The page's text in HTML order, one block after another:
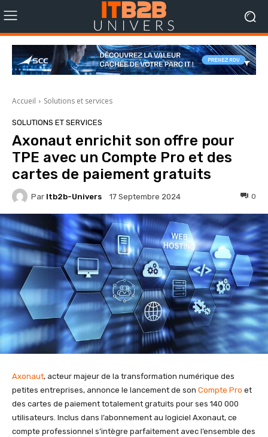
Accueil Solutions et services
SOLUTIONS ET SERVICES
Axonaut enrichit son offre pour
TPE avec un Compte Pro et des
cartes de paiement gratuits
Par Itb2b-Univers 17 Septembre 2024 0
Axonaut, acteur majeur de la transformation numérique des
petites entreprises, annonce le lancement de son Compte Pro et
des cartes de paiement totalement gratuits pour ses 140 000
utilisateurs. Inclus dans l’abonnement au logiciel Axonaut, ce
compte professionnel s’intègre parfaitement avec l’ensemble des